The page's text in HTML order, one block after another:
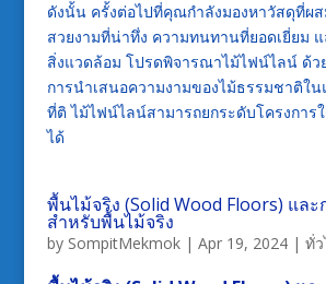
ดังนั้น ครั้งต่อไปที่คุณกำลังมองหาวัสดุที่ผ
สวยงามที่น่าทึ่ง ความทนทานที่ยอดเยี่ยม
สิ่งแวดล้อม โปรดพิจารณาไม้ไฟน์ไลน์ ด้ว
การนำเสนอความงามของไม้ธรรมชาติใ
ที่ติ ไม้ไฟน์ไลน์สามารถยกระดับโครงการ
ได้
พื้นไม้จริง (Solid Wood Floors) แล
สำหรับพื้นไม้จริง
by SompitMekmok| Apr 19, 2024| ทั่